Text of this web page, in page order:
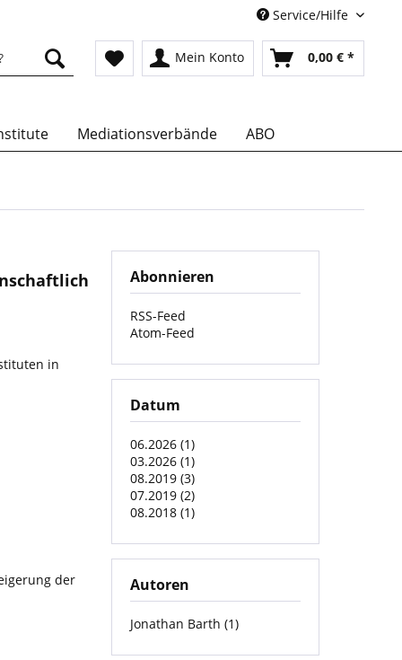
Service/Hilfe
Mein Konto 0,00 € *
Mediationsverbände ABO
Abonnieren
RSS-Feed
Atom-Feed
Datum
06.2026 (1)
03.2026 (1)
08.2019 (3)
07.2019 (2)
08.2018 (1)
Autoren
Jonathan Barth (1)
in
der